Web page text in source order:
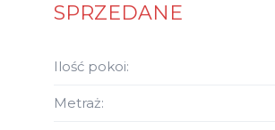
SPRZEDANE
Ilość pokoi:
Metraż: